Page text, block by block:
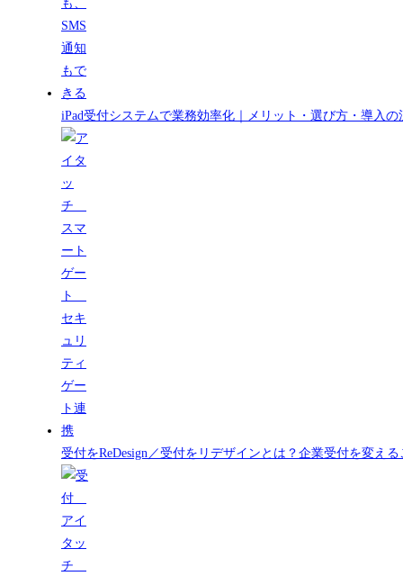
iPad受付システムで業務効率化｜メリット・選び方・導入の
受付をReDesign／受付をリデザインとは？企業受付を変え